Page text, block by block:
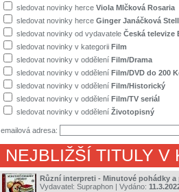
sledovat novinky herce Viola Mlčková Rosaria
sledovat novinky herce Ginger Janáčková
sledovat novinky od vydavatele Česká televize
sledovat novinky v kategorii Film
sledovat novinky v oddělení Film/Drama
sledovat novinky v oddělení Film/DVD do 200
sledovat novinky v oddělení Film/Historický
sledovat novinky v oddělení Film/TV seriál
sledovat novinky v oddělení Životopisný
emailová adresa:
NEJBLIŽŠÍ TITULY V
Různí interpreti - Minutové pohádky a
Vydavatel: Supraphon | Vydáno: